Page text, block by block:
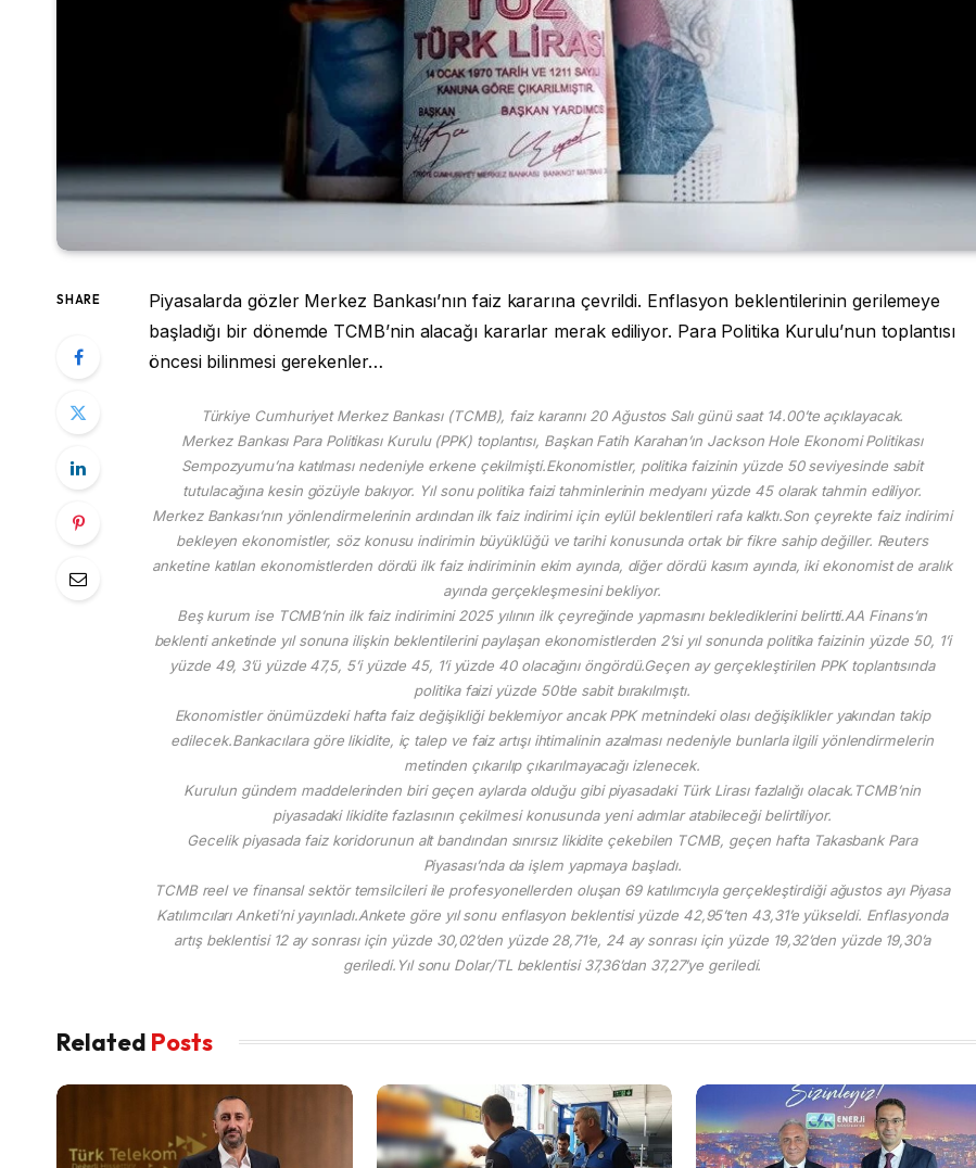
SHARE
Piyasalarda gözler Merkez Bankası’nın faiz kararına çevrildi. Enflasyon beklentilerinin gerilemeye
başladığı bir dönemde TCMB’nin alacağı kararlar merak ediliyor. Para Politika Kurulu’nun toplantısı
öncesi bilinmesi gerekenler…
Türkiye Cumhuriyet Merkez Bankası (TCMB), faiz kararını 20 Ağustos Salı günü saat 14.00’te açıklayacak.
Merkez Bankası Para Politikası Kurulu (PPK) toplantısı, Başkan Fatih Karahan’ın Jackson Hole Ekonomi Politikası
Sempozyumu’na katılması nedeniyle erkene çekilmişti.Ekonomistler, politika faizinin yüzde 50 seviyesinde sabit
tutulacağına kesin gözüyle bakıyor. Yıl sonu politika faizi tahminlerinin medyanı yüzde 45 olarak tahmin ediliyor.
Merkez Bankası’nın yönlendirmelerinin ardından ilk faiz indirimi için eylül beklentileri rafa kalktı.Son çeyrekte faiz indirimi
bekleyen ekonomistler, söz konusu indirimin büyüklüğü ve tarihi konusunda ortak bir fikre sahip değiller. Reuters
anketine katılan ekonomistlerden dördü ilk faiz indiriminin ekim ayında, diğer dördü kasım ayında, iki ekonomist de aralık
ayında gerçekleşmesini bekliyor.
Beş kurum ise TCMB’nin ilk faiz indirimini 2025 yılının ilk çeyreğinde yapmasını beklediklerini belirtti.AA Finans’ın
beklenti anketinde yıl sonuna ilişkin beklentilerini paylaşan ekonomistlerden 2’si yıl sonunda politika faizinin yüzde 50, 1’i
yüzde 49, 3’ü yüzde 47,5, 5’i yüzde 45, 1’i yüzde 40 olacağını öngördü.Geçen ay gerçekleştirilen PPK toplantısında
politika faizi yüzde 50’de sabit bırakılmıştı.
Ekonomistler önümüzdeki hafta faiz değişikliği beklemiyor ancak PPK metnindeki olası değişiklikler yakından takip
edilecek.Bankacılara göre likidite, iç talep ve faiz artışı ihtimalinin azalması nedeniyle bunlarla ilgili yönlendirmelerin
metinden çıkarılıp çıkarılmayacağı izlenecek.
Kurulun gündem maddelerinden biri geçen aylarda olduğu gibi piyasadaki Türk Lirası fazlalığı olacak.TCMB’nin
piyasadaki likidite fazlasının çekilmesi konusunda yeni adımlar atabileceği belirtiliyor.
Gecelik piyasada faiz koridorunun alt bandından sınırsız likidite çekebilen TCMB, geçen hafta Takasbank Para
Piyasası’nda da işlem yapmaya başladı.
TCMB reel ve finansal sektör temsilcileri ile profesyonellerden oluşan 69 katılımcıyla gerçekleştirdiği ağustos ayı Piyasa
Katılımcıları Anketi’ni yayınladı.Ankete göre yıl sonu enflasyon beklentisi yüzde 42,95’ten 43,31’e yükseldi. Enflasyonda
artış beklentisi 12 ay sonrası için yüzde 30,02’den yüzde 28,71’e, 24 ay sonrası için yüzde 19,32’den yüzde 19,30’a
geriledi.Yıl sonu Dolar/TL beklentisi 37,36’dan 37,27’ye geriledi.
Related Posts